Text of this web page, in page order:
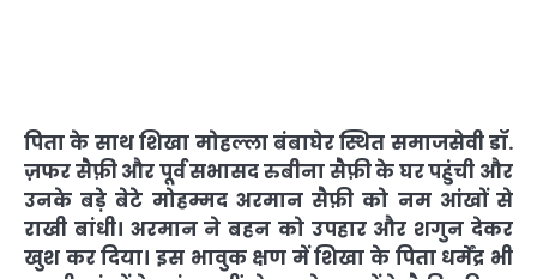
पिता के साथ शिखा मोहल्ला बंबाघेर स्थित समाजसेवी डॉ.
ज़फर सैफ़ी और पूर्व सभासद रुबीना सैफ़ी के घर पहुंची और
उनके बड़े बेटे मोहम्मद अरमान सैफ़ी को नम आंखों से
राखी बांधी। अरमान ने बहन को उपहार और शगुन देकर
खुश कर दिया। इस भावुक क्षण में शिखा के पिता धर्मेंद्र भी